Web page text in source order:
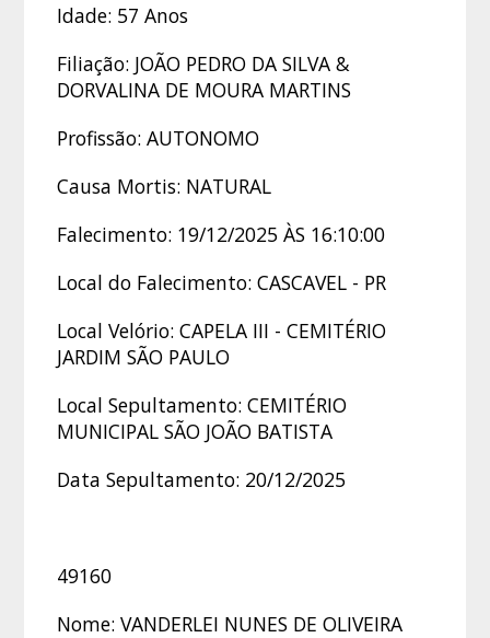
Idade: 57 Anos
Filiação: JOÃO PEDRO DA SILVA &
DORVALINA DE MOURA MARTINS
Profissão: AUTONOMO
Causa Mortis: NATURAL
Falecimento: 19/12/2025 ÀS 16:10:00
Local do Falecimento: CASCAVEL - PR
Local Velório: CAPELA III - CEMITÉRIO
JARDIM SÃO PAULO
Local Sepultamento: CEMITÉRIO
MUNICIPAL SÃO JOÃO BATISTA
Data Sepultamento: 20/12/2025
49160
Nome: VANDERLEI NUNES DE OLIVEIRA